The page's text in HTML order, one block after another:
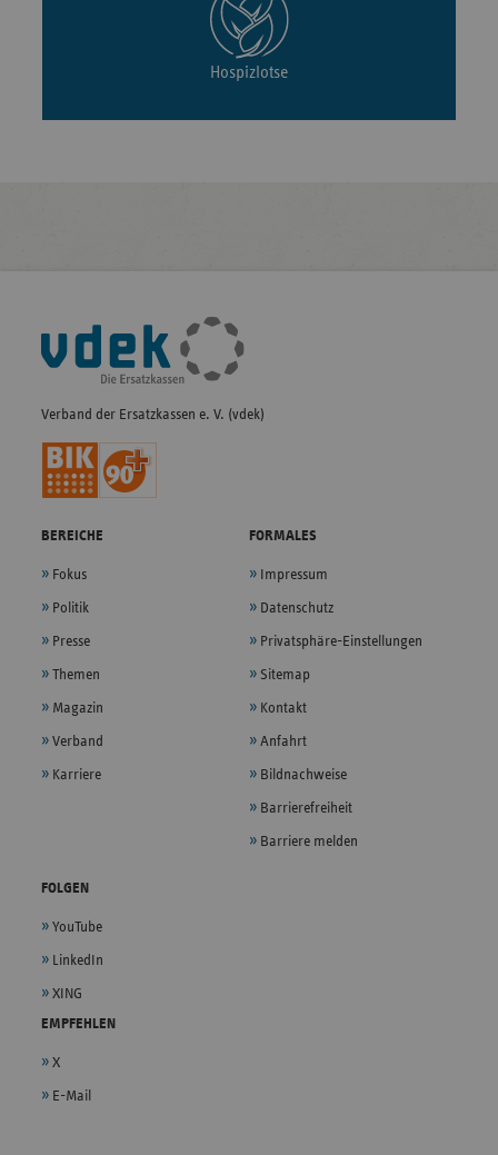
Hospizlotse
Fußleisten-
Navigation
Verband der Ersatzkassen e. V. (vdek)
BEREICHE
Fokus
Politik
Presse
Themen
Magazin
Verband
Karriere
FORMALES
Impressum
Datenschutz
Privatsphäre-Einstellungen
Sitemap
Kontakt
Anfahrt
Bildnachweise
Barrierefreiheit
Barriere melden
FOLGEN
YouTube
LinkedIn
XING
EMPFEHLEN
X
E-Mail